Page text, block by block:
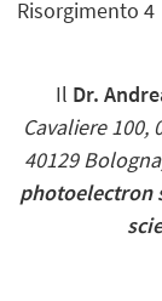
Risorgimento 4
Il Dr.
Cavaliere 100,
40129
photoelectron